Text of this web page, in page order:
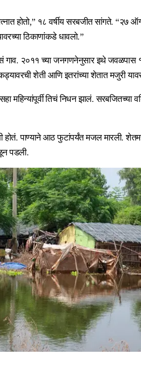
होतो,” १८ वर्षीय सरबजीत सांगते.
ठिकाणांकडे धावलो.”
गाव. २०११ च्या जनगणनेनुसार इथे
शेती आणि इतरांच्या शेतात मजुरी
महिन्यांपूर्वी तिचं निधन झालं.
होतं. पाण्याने आठ फुटांपर्यंत मजल मारली.
पडली.